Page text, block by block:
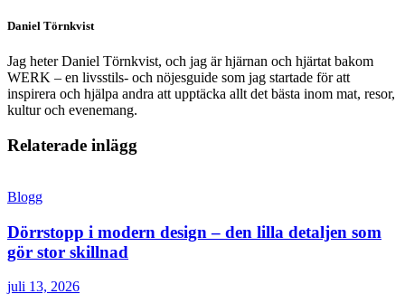
Daniel Törnkvist
Jag heter Daniel Törnkvist, och jag är hjärnan och hjärtat bakom
WERK – en livsstils- och nöjesguide som jag startade för att
inspirera och hjälpa andra att upptäcka allt det bästa inom mat, resor,
kultur och evenemang.
Relaterade inlägg
Blogg
Dörrstopp i modern design – den lilla detaljen som
gör stor skillnad
juli 13, 2026